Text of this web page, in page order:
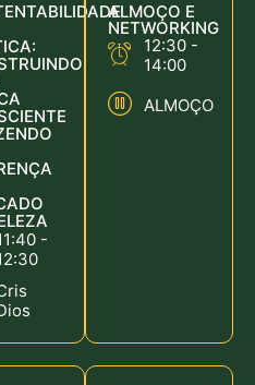
-
ALMOÇO E
NETWORKING
12:30 -
14:00
ALMOÇO